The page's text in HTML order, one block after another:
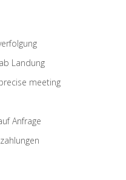
Landung
meeting
Anfrage